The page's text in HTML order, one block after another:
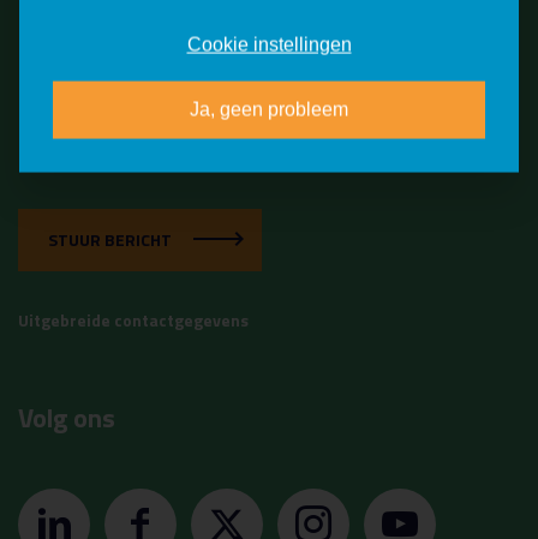
STUUR BERICHT
Uitgebreide contactgegevens
Volg ons
Cookie instellingen
Ja, geen probleem